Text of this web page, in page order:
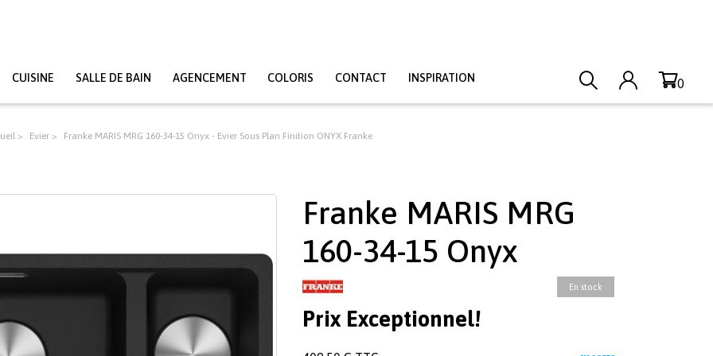
CUISINE SALLE DE BAIN AGENCEMENT COLORIS CONTACT INSPIRATION 0
Evier Franke MARIS MRG 160-34-15 Onyx - Evier Sous Plan Finition ONYX Franke
Franke MARIS MRG
160-34-15 Onyx
En stock
Prix Exceptionnel!